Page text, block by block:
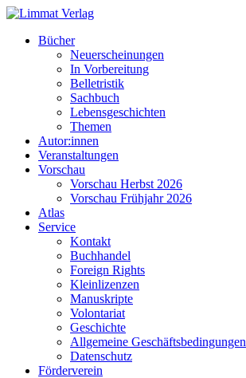
Bücher
Neuerscheinungen
In Vorbereitung
Belletristik
Sachbuch
Lebensgeschichten
Themen
Autor:innen
Veranstaltungen
Vorschau
Vorschau Herbst 2026
Vorschau Frühjahr 2026
Atlas
Service
Kontakt
Buchhandel
Foreign Rights
Kleinlizenzen
Manuskripte
Volontariat
Geschichte
Allgemeine Geschäftsbedingungen
Datenschutz
Förderverein